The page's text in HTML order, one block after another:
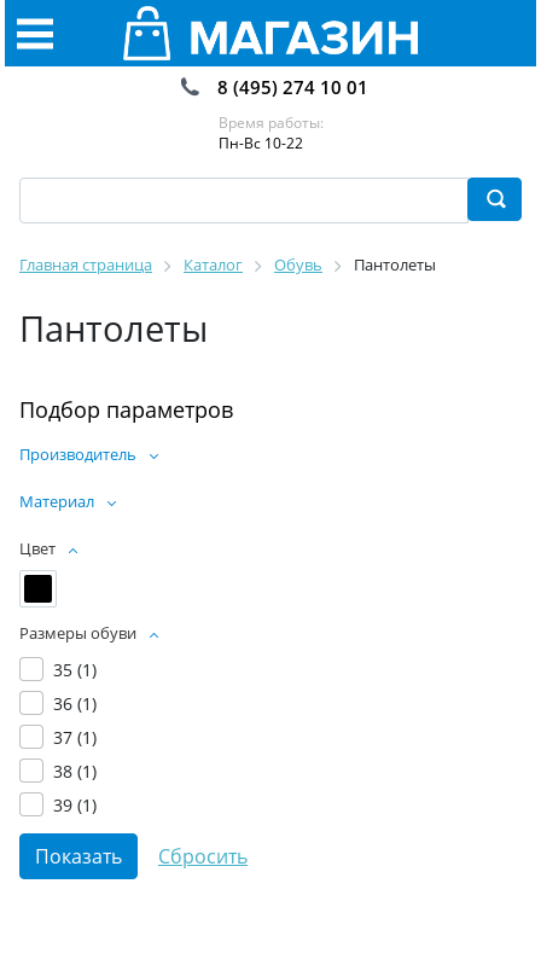
8 (495) 274 10 01
Время работы:
Пн-Вс 10-22
Главная страница Каталог Обувь Пантолеты
Пантолеты
Подбор параметров
Производитель
Материал
Цвет
Размеры обуви
35 (1)
36 (1)
37 (1)
38 (1)
39 (1)